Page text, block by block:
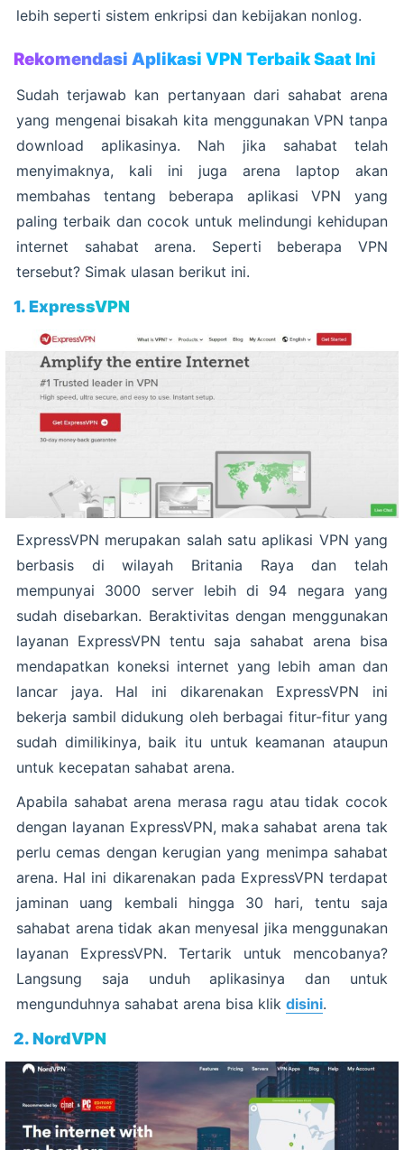
lebih seperti sistem enkripsi dan kebijakan nonlog.
Rekomendasi Aplikasi VPN Terbaik Saat Ini
Sudah terjawab kan pertanyaan dari sahabat arena
yang mengenai bisakah kita menggunakan VPN tanpa
download aplikasinya. Nah jika sahabat telah
menyimaknya, kali ini juga arena laptop akan
membahas tentang beberapa aplikasi VPN yang
paling terbaik dan cocok untuk melindungi kehidupan
internet sahabat arena. Seperti beberapa VPN
tersebut? Simak ulasan berikut ini.
1. ExpressVPN
ExpressVPN merupakan salah satu aplikasi VPN yang
berbasis di wilayah Britania Raya dan telah
mempunyai 3000 server lebih di 94 negara yang
sudah disebarkan. Beraktivitas dengan menggunakan
layanan ExpressVPN tentu saja sahabat arena bisa
mendapatkan koneksi internet yang lebih aman dan
lancar jaya. Hal ini dikarenakan ExpressVPN ini
bekerja sambil didukung oleh berbagai fitur-fitur yang
sudah dimilikinya, baik itu untuk keamanan ataupun
untuk kecepatan sahabat arena.
Apabila sahabat arena merasa ragu atau tidak cocok
dengan layanan ExpressVPN, maka sahabat arena tak
perlu cemas dengan kerugian yang menimpa sahabat
arena. Hal ini dikarenakan pada ExpressVPN terdapat
jaminan uang kembali hingga 30 hari, tentu saja
sahabat arena tidak akan menyesal jika menggunakan
layanan ExpressVPN. Tertarik untuk mencobanya?
Langsung saja unduh aplikasinya dan untuk
mengunduhnya sahabat arena bisa klik disini.
2. NordVPN